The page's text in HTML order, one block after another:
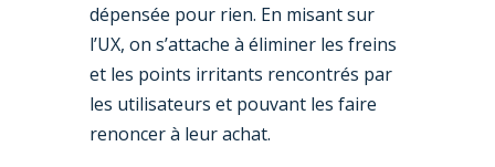
dépensée pour rien. En misant sur
l’UX, on s’attache à éliminer les freins
et les points irritants rencontrés par
les utilisateurs et pouvant les faire
renoncer à leur achat.